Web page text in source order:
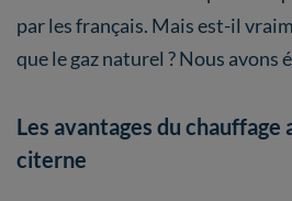
par les français. Mais est-il
que le gaz naturel ? Nous avons
Les avantages du chauffage
citerne